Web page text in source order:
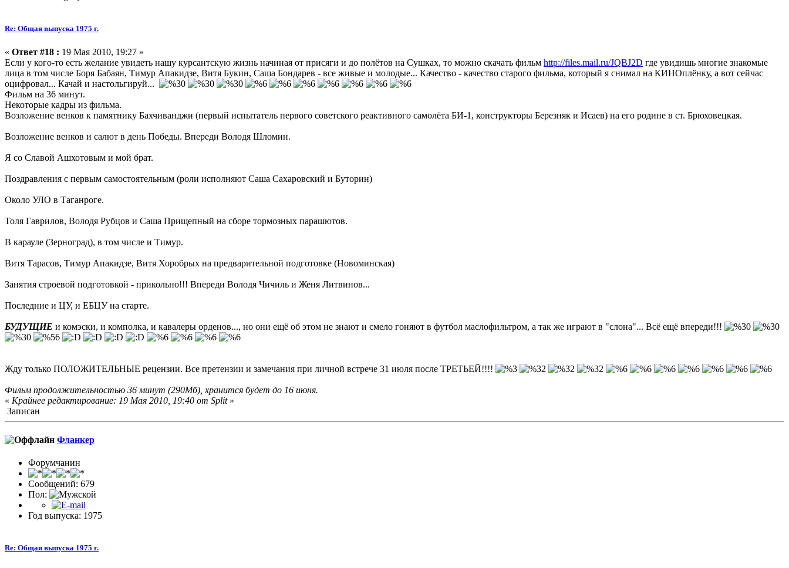
Re: Общая выпуска 1975 г.
« Ответ #18 : 19 Мая 2010, 19:27 »
Если у кого-то есть желание увидеть нашу курсантскую жизнь начиная от присяги и до полётов на Сушках, то можно скачать фильм http://files.mail.ru/JQBJ2D где увидишь многие знакомые
лица в том числе Боря Бабаян, Тимур Апакидзе, Витя Букин, Саша Бондарев - все живые и молодые... Качество - качество старого фильма, который я снимал на КИНОплёнку, а вот сейчас
оцифровал... Качай и настольгируй...
Фильм на 36 минут.
Некоторые кадры из фильма.
Возложение венков к памятнику Бахчиванджи (первый испытатель первого советского реактивного самолёта БИ-1, конструкторы Березняк и Исаев) на его родине в ст. Брюховецкая.
Возложение венков и салют в день Победы. Впереди Володя Шломин.
Я со Славой Ашхотовым и мой брат.
Поздравления с первым самостоятельным (роли исполняют Саша Сахаровский и Буторин)
Около УЛО в Таганроге.
Толя Гаврилов, Володя Рубцов и Саша Прищепный на сборе тормозных парашютов.
В карауле (Зерноград), в том числе и Тимур.
Витя Тарасов, Тимур Апакидзе, Витя Хоробрых на предварительной подготовке (Новоминская)
Занятия строевой подготовкой - прикольно!!! Впереди Володя Чичиль и Женя Литвинов...
Последние и ЦУ, и ЕБЦУ на старте.
БУДУЩИЕ и комэски, и комполка, и кавалеры орденов..., но они ещё об этом не знают и смело гоняют в футбол маслофильтром, а так же играют в "слона"... Всё ещё впереди!!!
Жду только ПОЛОЖИТЕЛЬНЫЕ рецензии. Все претензии и замечания при личной встрече 31 июля после ТРЕТЬЕЙ!!!!
Фильм продолжительностью 36 минут (290Мб), хранится будет до 16 июня.
« Крайнее редактирование: 19 Мая 2010, 19:40 от Split»
Записан
Фланкер
Форумчанин
Сообщений: 679
Пол:
Год выпуска: 1975
Re: Общая выпуска 1975 г.